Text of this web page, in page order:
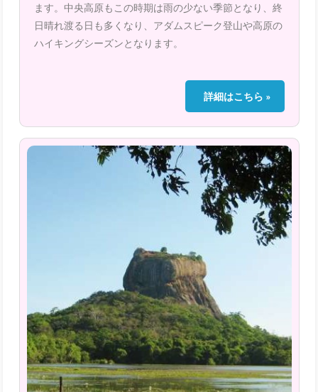
ます。中央高原もこの時期は雨の少ない季節となり、終
日晴れ渡る日も多くなり、アダムスピーク登山や高原の
ハイキングシーズンとなります。
詳細はこちら »